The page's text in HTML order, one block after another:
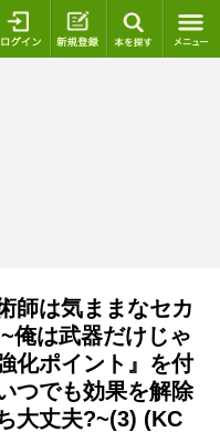
ログイン 新規登録
師は気ままなセカ
俺は武器だけじゃ
化ポイント』を付
つでも効果を解除
大丈夫?~(3) (KC